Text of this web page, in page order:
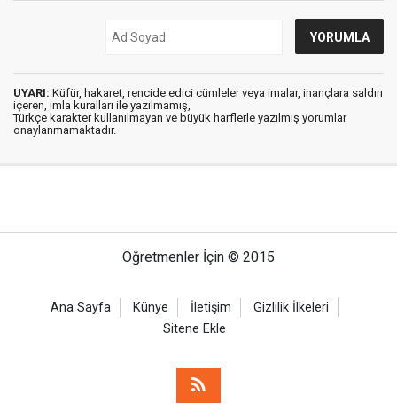
UYARI: Küfür, hakaret, rencide edici cümleler veya imalar, inançlara saldırı
içeren, imla kuralları ile yazılmamış,
Türkçe karakter kullanılmayan ve büyük harflerle yazılmış yorumlar
onaylanmamaktadır.
Öğretmenler İçin © 2015
Ana Sayfa Künye İletişim
Gizlilik İlkeleri
Sitene Ekle